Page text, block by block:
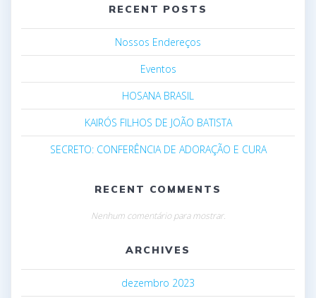
RECENT POSTS
Nossos Endereços
Eventos
HOSANA BRASIL
KAIRÓS FILHOS DE JOÃO BATISTA
SECRETO: CONFERÊNCIA DE ADORAÇÃO E CURA
RECENT COMMENTS
Nenhum comentário para mostrar.
ARCHIVES
dezembro 2023